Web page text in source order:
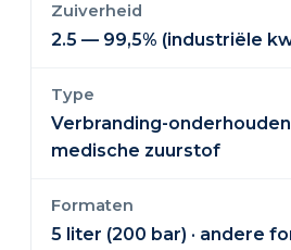
Zuiverheid
2.5 — 99,5% (industriële
Type
Verbranding-
medische zuurstof
Formaten
5 liter (200 bar) · andere